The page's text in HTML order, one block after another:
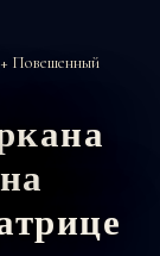
Повешенный